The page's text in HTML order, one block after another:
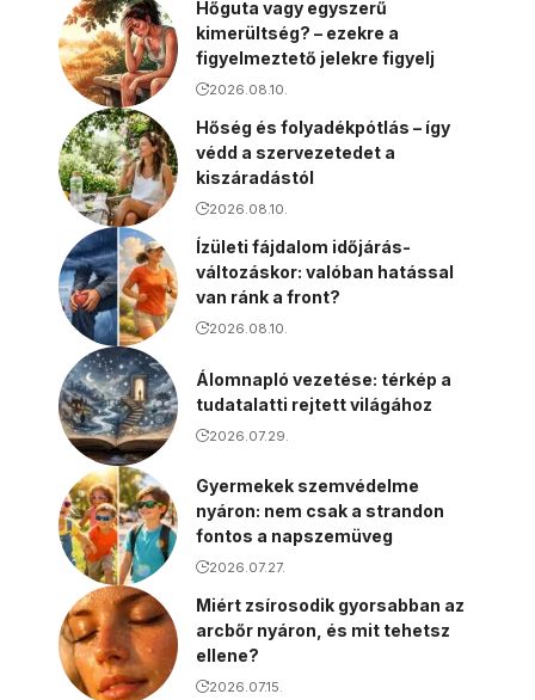
Hőguta vagy egyszerű
kimerültség? – ezekre a
figyelmeztető jelekre figyelj
2026.08.10.
Hőség és folyadékpótlás – így
védd a szervezetedet a
kiszáradástól
2026.08.10.
Ízületi fájdalom időjárás-
változáskor: valóban hatással
van ránk a front?
2026.08.10.
Álomnapló vezetése: térkép a
tudatalatti rejtett világához
2026.07.29.
Gyermekek szemvédelme
nyáron: nem csak a strandon
fontos a napszemüveg
2026.07.27.
Miért zsírosodik gyorsabban az
arcbőr nyáron, és mit tehetsz
ellene?
2026.07.15.